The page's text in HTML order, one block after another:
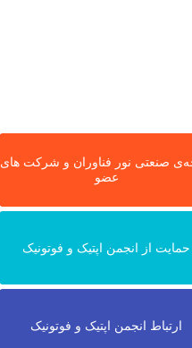
صنعتی نور فناوران و شرکت های
عضو
حمایت از انجمن اپتیک و فوتونیک
ارتباط انجمن اپتیک و فوتونیک